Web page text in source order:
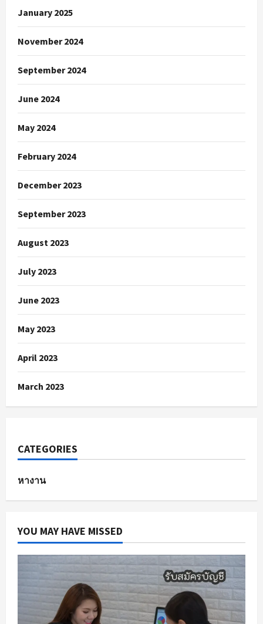
January 2025
November 2024
September 2024
June 2024
May 2024
February 2024
December 2023
September 2023
August 2023
July 2023
June 2023
May 2023
April 2023
March 2023
CATEGORIES
หางาน
YOU MAY HAVE MISSED